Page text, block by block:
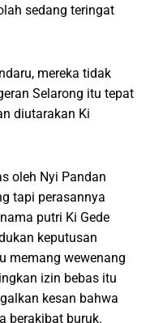
sedang teringat
mereka tidak
Selarong itu tepat
diutarakan Ki
oleh Nyi Pandan
tapi perasannya
putri Ki Gede
keputusan
memang wewenang
izin bebas itu
kesan bahwa
berakibat buruk.